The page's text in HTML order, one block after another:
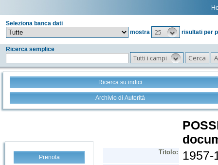
Seleziona banca dati
mostra
25 risultati per
Ricerca semplice
Tutti i campi
Ricerca su indici
Archivio di Autorità
Prenota